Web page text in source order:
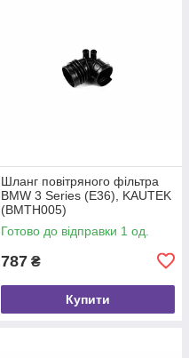
Шланг повітряного фільтра
BMW 3 Series (E36), KAUTEK
(BMTH005)
Готово до відправки 1 од.
787 ₴
Купити